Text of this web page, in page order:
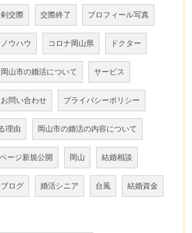
交際 交際終了 プロフィール写真
ウハウ コロナ岡山県 ドクター
岡山市の婚活について サービス
お問い合わせ プライバシーポリシー
理由 岡山市の婚活の内容について
ージ新規公開 岡山 結婚相談
ログ 婚活シニア 台風 結婚資金